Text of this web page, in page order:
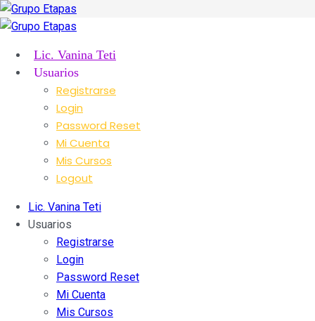
Lic. Vanina Teti
Usuarios
Registrarse
Login
Password Reset
Mi Cuenta
Mis Cursos
Logout
Lic. Vanina Teti
Usuarios
Registrarse
Login
Password Reset
Mi Cuenta
Mis Cursos